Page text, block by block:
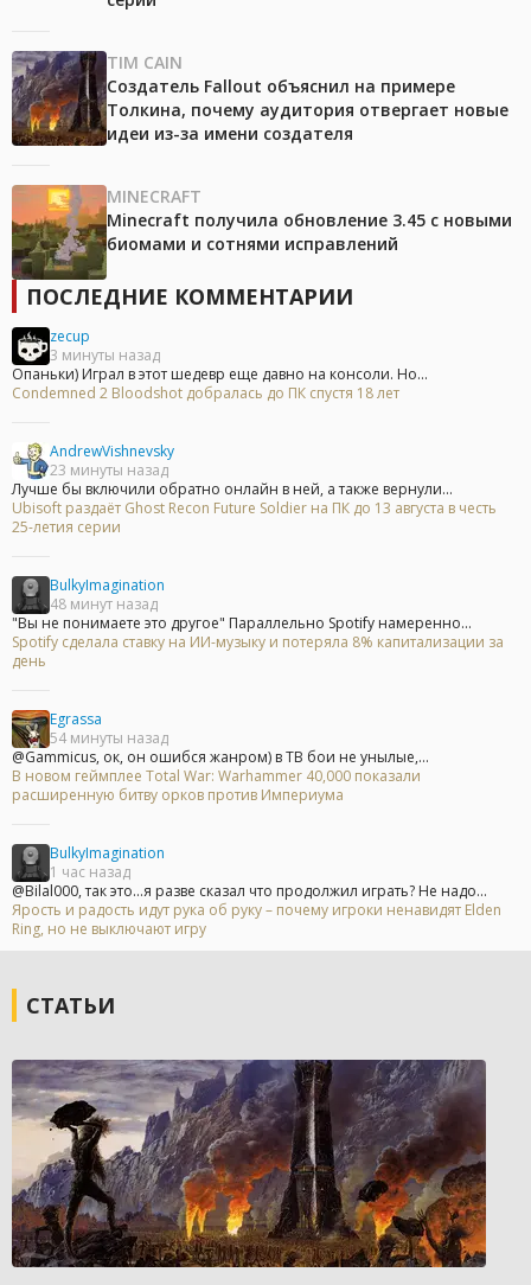
TIM CAIN
Создатель Fallout объяснил на примере
Толкина, почему аудитория отвергает новые
идеи из-за имени создателя
MINECRAFT
Minecraft получила обновление 3.45 с новыми
биомами и сотнями исправлений
ПОСЛЕДНИЕ КОММЕНТАРИИ
zecup
3 минуты назад
Опаньки) Играл в этот шедевр еще давно на консоли. Но...
Condemned 2 Bloodshot добралась до ПК спустя 18 лет
AndrewVishnevsky
23 минуты назад
Лучше бы включили обратно онлайн в ней, а также вернули...
Ubisoft раздаёт Ghost Recon Future Soldier на ПК до 13 августа в честь
25-летия серии
BulkyImagination
48 минут назад
"Вы не понимаете это другое" Параллельно Spotify намеренно...
Spotify сделала ставку на ИИ-музыку и потеряла 8% капитализации за
день
Egrassa
54 минуты назад
@Gammicus, ок, он ошибся жанром) в ТВ бои не унылые,...
В новом геймплее Total War: Warhammer 40,000 показали
расширенную битву орков против Империума
BulkyImagination
1 час назад
@Bilal000, так это...я разве сказал что продолжил играть? Не надо...
Ярость и радость идут рука об руку – почему игроки ненавидят Elden
Ring, но не выключают игру
СТАТЬИ